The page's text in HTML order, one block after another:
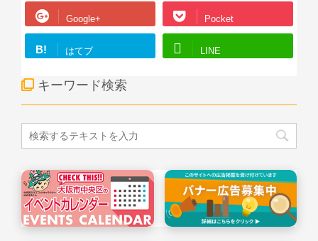
Google+ Pocket
B! はてブ LINE
キーワード検索